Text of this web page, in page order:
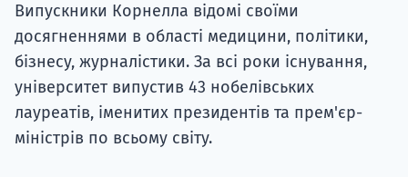
Випускники Корнелла відомі своїми
досягненнями в області медицини, політики,
бізнесу, журналістики. За всі роки існування,
університет випустив 43 нобелівських
лауреатів, іменитих президентів та прем'єр-
міністрів по всьому світу.